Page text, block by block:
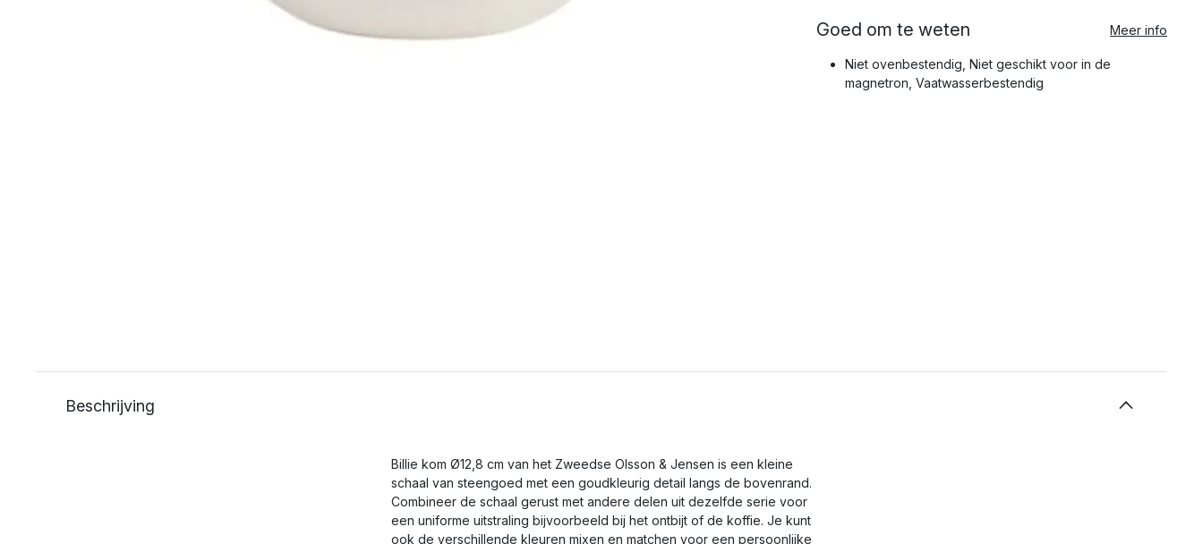
Goed om te weten Meer info
Niet ovenbestendig, Niet geschikt voor in de
magnetron, Vaatwasserbestendig
Beschrijving
Billie kom Ø12,8 cm van het Zweedse Olsson & Jensen is een kleine
schaal van steengoed met een goudkleurig detail langs de bovenrand.
Combineer de schaal gerust met andere delen uit dezelfde serie voor
een uniforme uitstraling bijvoorbeeld bij het ontbijt of de koffie. Je kunt
ook de verschillende kleuren mixen en matchen voor een persoonlijke